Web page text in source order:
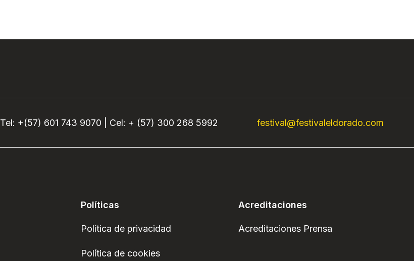
Tel: +(57) 601 743 9070 | Cel: + (57) 300 268 5992 festival@festivaleldorado.com
Políticas
Política de privacidad
Política de cookies
Acreditaciones
Acreditaciones Prensa